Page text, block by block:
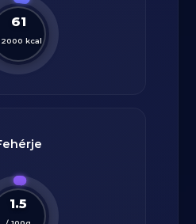
61
2000 kcal
1.5